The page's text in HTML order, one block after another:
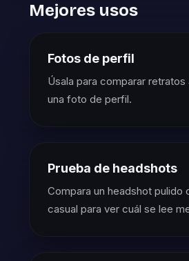
Mejores usos
Fotos de perfil
Úsala para comparar
una foto de perfil.
Prueba de headshots
Compara un headshot pulido
casual para ver cuál se lee